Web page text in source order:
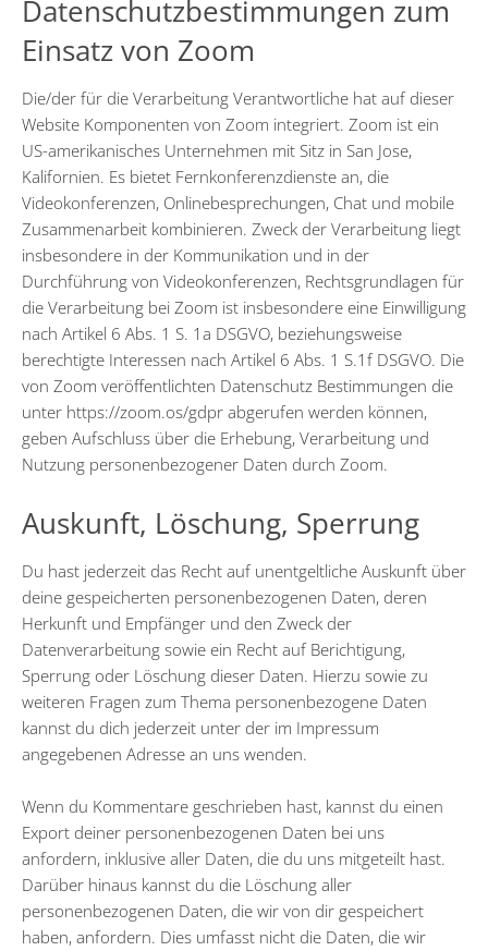
Datenschutzbestimmungen zum
Einsatz von Zoom
Die/der für die Verarbeitung Verantwortliche hat auf dieser
Website Komponenten von Zoom integriert. Zoom ist ein
US-amerikanisches Unternehmen mit Sitz in San Jose,
Kalifornien. Es bietet Fernkonferenzdienste an, die
Videokonferenzen, Onlinebesprechungen, Chat und mobile
Zusammenarbeit kombinieren. Zweck der Verarbeitung liegt
insbesondere in der Kommunikation und in der
Durchführung von Videokonferenzen, Rechtsgrundlagen für
die Verarbeitung bei Zoom ist insbesondere eine Einwilligung
nach Artikel 6 Abs. 1 S. 1a DSGVO, beziehungsweise
berechtigte Interessen nach Artikel 6 Abs. 1 S.1f DSGVO. Die
von Zoom veröffentlichten Datenschutz Bestimmungen die
unter https://zoom.os/gdpr abgerufen werden können,
geben Aufschluss über die Erhebung, Verarbeitung und
Nutzung personenbezogener Daten durch Zoom.
Auskunft, Löschung, Sperrung
Du hast jederzeit das Recht auf unentgeltliche Auskunft über
deine gespeicherten personenbezogenen Daten, deren
Herkunft und Empfänger und den Zweck der
Datenverarbeitung sowie ein Recht auf Berichtigung,
Sperrung oder Löschung dieser Daten. Hierzu sowie zu
weiteren Fragen zum Thema personenbezogene Daten
kannst du dich jederzeit unter der im Impressum
angegebenen Adresse an uns wenden.
Wenn du Kommentare geschrieben hast, kannst du einen
Export deiner personenbezogenen Daten bei uns
anfordern, inklusive aller Daten, die du uns mitgeteilt hast.
Darüber hinaus kannst du die Löschung aller
personenbezogenen Daten, die wir von dir gespeichert
haben, anfordern. Dies umfasst nicht die Daten, die wir